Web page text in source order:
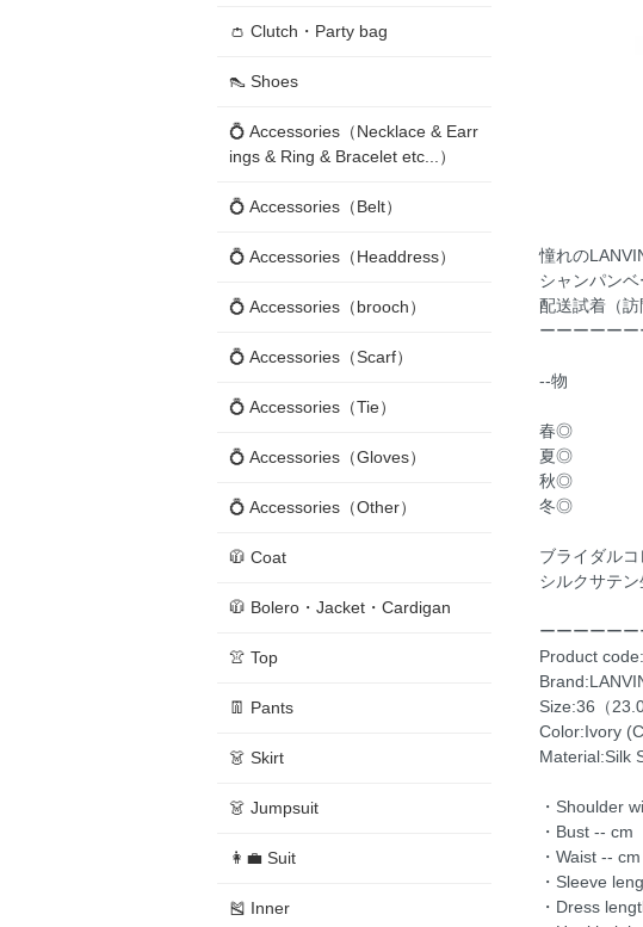
憧れの
シャンパン
配送試着（
ーーーーー
--物
春◎
夏◎
秋◎
冬◎
ブライダルコ
シルクサテ
ーーーーー
Product
Size:36（
Color:Ivory
Material:Silk
・Shoulder
・Bust -- cm
・Waist --
・Sleeve
・Dress
👛 Clutch・Party bag
👠 Shoes
💍 Accessories（Necklace & Earr
ings & Ring & Bracelet etc...）
💍 Accessories（Belt）
💍 Accessories（Headdress）
💍 Accessories（brooch）
💍 Accessories（Scarf）
💍 Accessories（Tie）
💍 Accessories（Gloves）
💍 Accessories（Other）
🧥 Coat
🧥 Bolero・Jacket・Cardigan
👚 Top
👖 Pants
👗 Skirt
👗 Jumpsuit
👩‍💼 Suit
🎽 Inner